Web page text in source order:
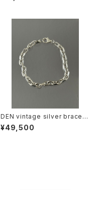
DEN vintage silver bracele
t
¥49,500